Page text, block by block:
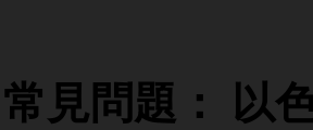
見問題： 以